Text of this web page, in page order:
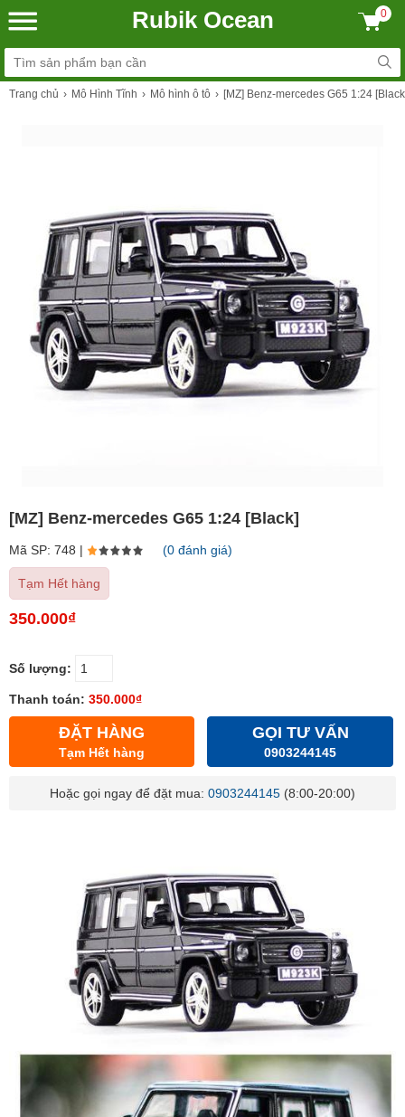
Rubik Ocean 0
Trang chủ Mô Hình Tĩnh Mô hình ô tô [MZ] Benz-mercedes G65 1:24
[MZ] Benz-mercedes G65 1:24 [Black]
Mã SP: 748 | (0 đánh giá)
Tạm Hết hàng
350.000₫
Số lượng:
Thanh toán: 350.000₫
ĐẶT HÀNG
Tạm Hết hàng
GỌI TƯ VẤN
0903244145
Hoặc gọi ngay để đặt mua: 0903244145 (8:00-20:00)